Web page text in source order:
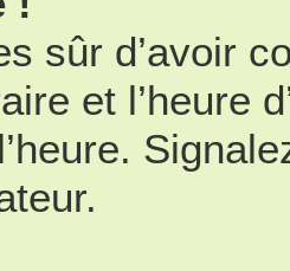
sûr d’avoir
et l’heure